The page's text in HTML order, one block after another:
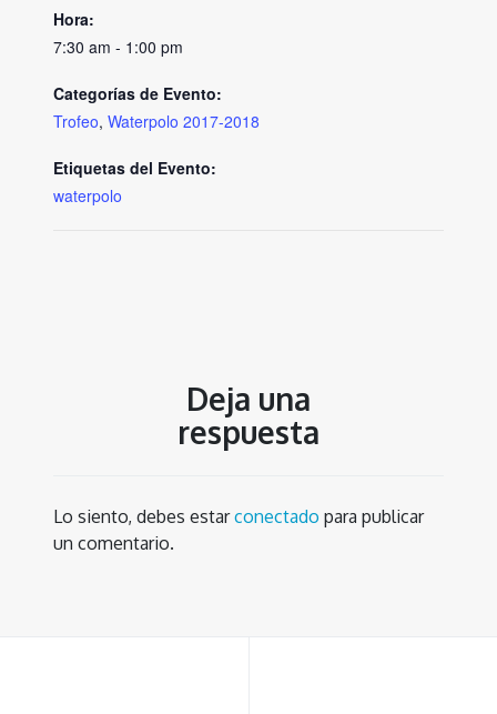
Hora:
7:30 am - 1:00 pm
Categorías de Evento:
Trofeo, Waterpolo 2017-2018
Etiquetas del Evento:
waterpolo
Deja una
respuesta
Lo siento, debes estarconectado para publicar
un comentario.